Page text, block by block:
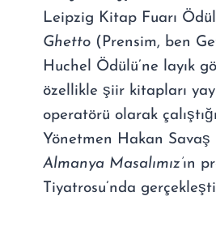
Leipzig Kitap Fuarı
Ghetto (Prensim, ben
Huchel Ödülü’ne layık
özellikle şiir kitapları
operatörü olarak
Yönetmen Hakan
Almanya Masalımız’ın
Tiyatrosu’nda